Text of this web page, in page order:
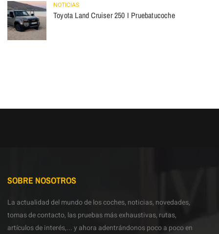
NOTICIAS
Toyota Land Cruiser 250 I Pruebatucoche
SOBRE NOSOTROS
La actualidad del mundo de los coches, noticias, novedades,
tomas de contacto, las pruebas más exhaustivas, rutas,
artículos de interés,... y ahora adentrándonos poco a poco en